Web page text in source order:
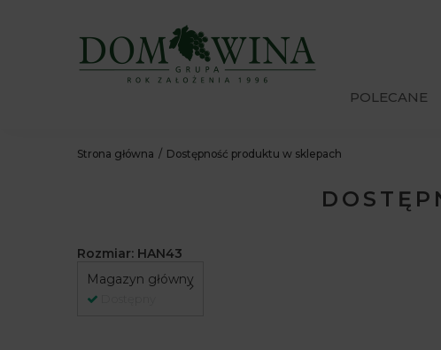
POLECANE
Strona główna Dostępność produktu w sklepach
Rozmiar: HAN43
Magazyn główny